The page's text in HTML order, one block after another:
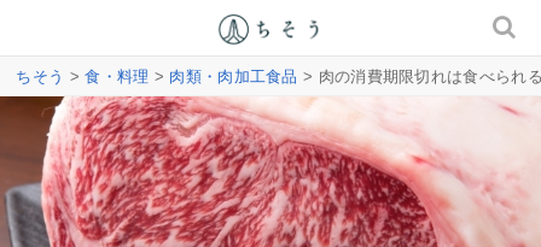
ちそう >食・料理 > 肉類・肉加工食品 > 肉の消費期限切れは食べられ